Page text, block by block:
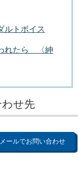
ルトボイス
れたら 〈紳
せ先